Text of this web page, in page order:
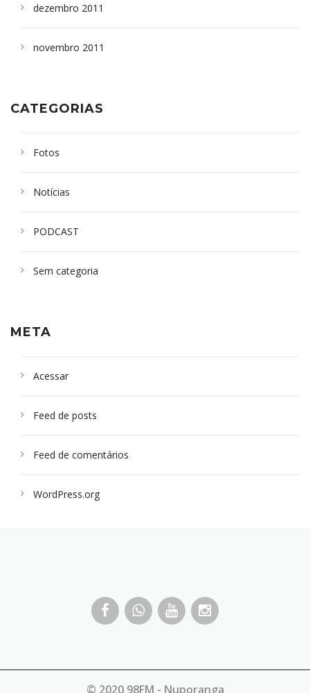
dezembro 2011
novembro 2011
CATEGORIAS
Fotos
Notícias
PODCAST
Sem categoria
META
Acessar
Feed de posts
Feed de comentários
WordPress.org
© 2020 98FM - Nuporanga